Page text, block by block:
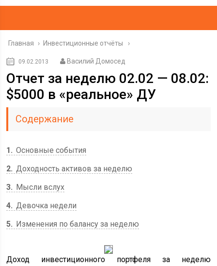
Главная › Инвестиционные отчёты
09.02.2013 Василий Домосед
Отчет за неделю 02.02 — 08.02:
$5000 в «реальное» ДУ
Содержание
1
Основные события
2 Доходность активов за неделю
3
Мысли вслух
4 Девочка недели
5
Изменения по балансу за неделю
Доход инвестиционного портфеля за неделю